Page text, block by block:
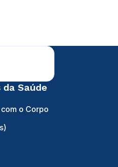
Saúde
o Corpo